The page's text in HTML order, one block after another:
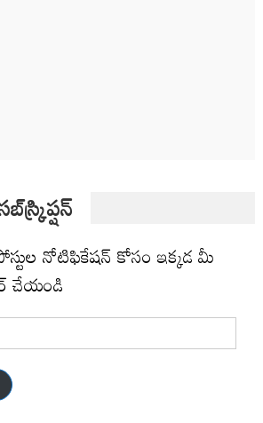
నోటిఫికేషన్ కోసం ఇక్కడ మీ
చేయండి